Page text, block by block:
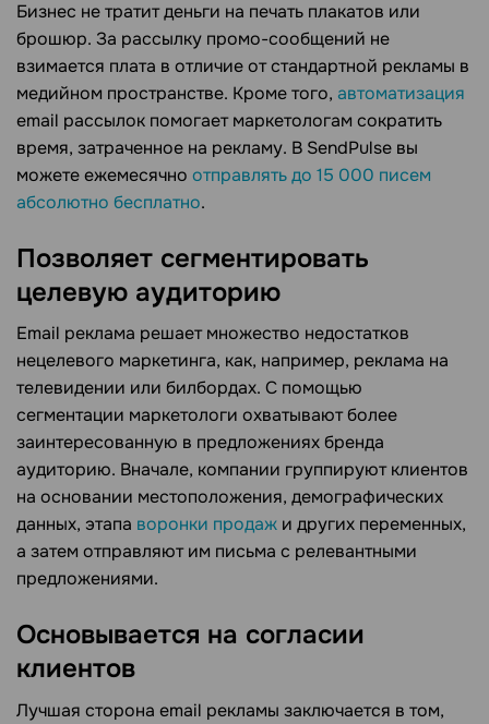
Бизнес не тратит деньги на печать плакатов или
брошюр. За рассылку промо-сообщений не
взимается плата в отличие от стандартной рекламы в
медийном пространстве. Кроме того, автоматизация
email рассылок помогает маркетологам сократить
время, затраченное на рекламу. В SendPulse вы
можете ежемесячно отправлять до 15 000 писем
абсолютно бесплатно.
Позволяет сегментировать
целевую аудиторию
Email реклама решает множество недостатков
нецелевого маркетинга, как, например, реклама на
телевидении или билбордах. С помощью
сегментации маркетологи охватывают более
заинтересованную в предложениях бренда
аудиторию. Вначале, компании группируют клиентов
на основании местоположения, демографических
данных, этапа воронки продаж и других переменных,
а затем отправляют им письма с релевантными
предложениями.
Основывается на согласии
клиентов
Лучшая сторона email рекламы заключается в том,